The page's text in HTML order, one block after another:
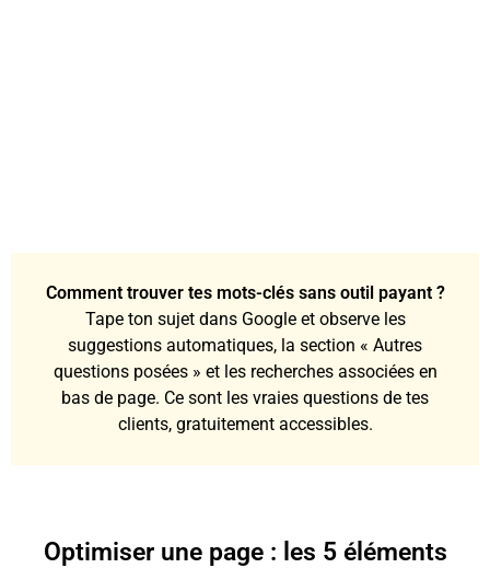
Comment trouver tes mots-clés sans outil payant ?
Tape ton sujet dans Google et observe les
suggestions automatiques, la section « Autres
questions posées » et les recherches associées en
bas de page. Ce sont les vraies questions de tes
clients, gratuitement accessibles.
Optimiser une page : les 5 éléments